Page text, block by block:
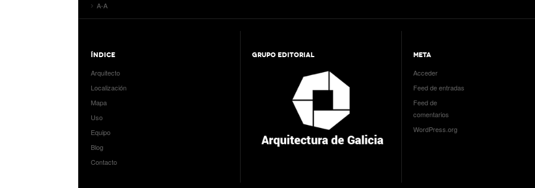
A-A
ÍNDICE
Arquitecto
Localización
Mapa
Uso
Equipo
Blog
Contacto
GRUPO EDITORIAL META
Acceder
Feed de entradas
Feed de
comentarios
WordPress.org